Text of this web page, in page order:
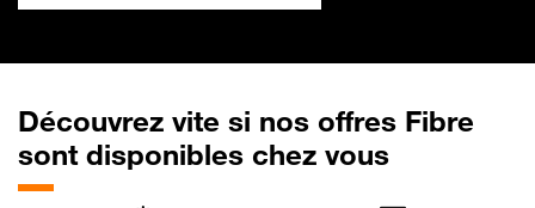
Découvrez vite si nos offres Fibre
sont disponibles chez vous